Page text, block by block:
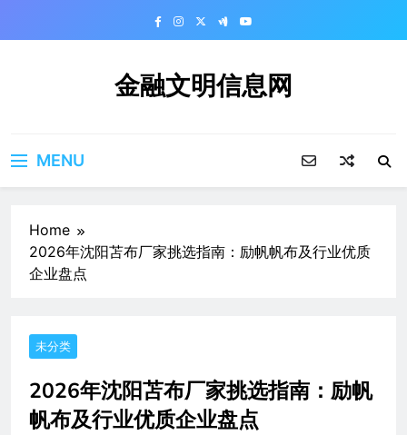
金融文明信息网
MENU
Home
2026年沈阳苫布厂家挑选指南：励帆帆布及行业优质
企业盘点
未分类
2026年沈阳苫布厂家挑选指南：励帆
帆布及行业优质企业盘点